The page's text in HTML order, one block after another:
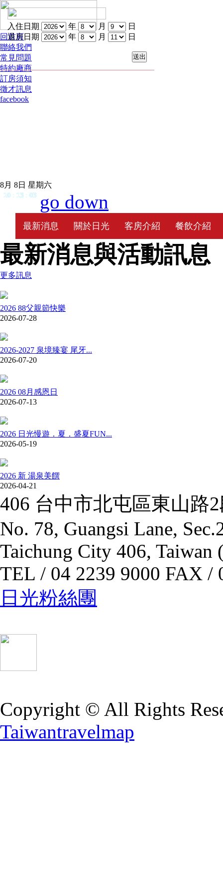
回首頁
聯絡我們
常見問題
特約廠商
訂房須知
徵才訊息
facebook
入住日期 年 月
日
退房日期
年 月 日
8月 8日 星期六
10 : 13 : 03 go down
最新消息 關於日光 客房介紹 餐飲介紹
最新消息與活動訊息
更多訊息
2026 88父親節快樂
2026-07-28
2026-2027 泉境臻宴 尾牙...
2026-07-20
2026 08月感恩日
2026-07-13
2026 日光慢遊．夏．盛夏FUN...
2026-05-19
2026 新 湯泉美饌
2026-04-21
406 台中市北屯區東山路
No. 78, Guangsi Lane,
Taichung City 406, Taiwan
TEL / 04 2239 9000 FAX /
日光粉絲團
Copyright © All Rights
Taiwantravelmap